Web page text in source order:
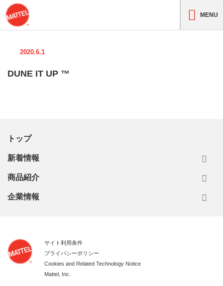
MENU
2020.6.1
DUNE IT UP ™
トップ
新着情報
商品紹介
企業情報
サイト利用条件
プライバシーポリシー
Cookies and Related Technology Notice
Mattel, Inc.